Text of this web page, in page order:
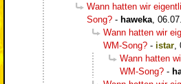
Wann hatten wir
Song? - haweka,
Wann hatten wir
WM-Song? - istar,
Wann hatten
WM-Song? -